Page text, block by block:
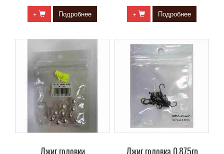
+ Подробнее + Подробнее
Джиг головки
Джиг головка 0.875гр